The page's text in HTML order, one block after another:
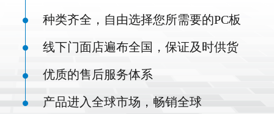
种类齐全，自由选择您所需要的PC板
线下门面店遍布全国，保证及时供货
优质的售后服务体系
产品进入全球市场，畅销全球